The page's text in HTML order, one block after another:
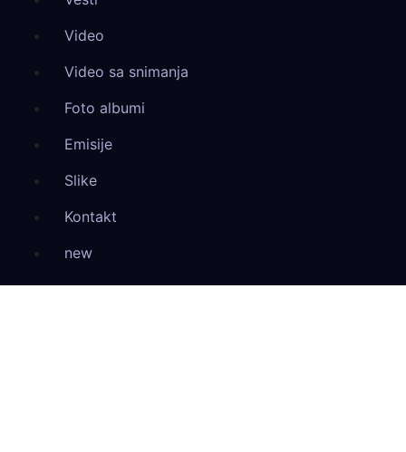
Video
Video sa snimanja
Foto albumi
Emisije
Slike
Kontakt
new